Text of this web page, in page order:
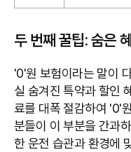
두 번째 꿀팁: 숨은
'0'원 보험이라는 말이
실 숨겨진 특약과 할인
료를 대폭 절감하여 '0'
분들이 이 부분을 간과
한 운전 습관과 환경에